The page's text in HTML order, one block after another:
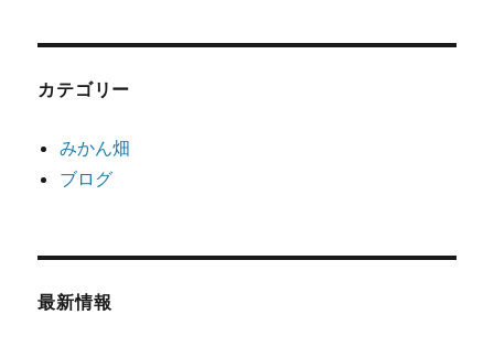
カテゴリー
みかん畑
ブログ
最新情報